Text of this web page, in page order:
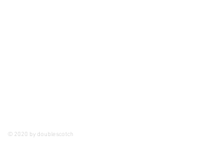
© 2020 by doublescotch